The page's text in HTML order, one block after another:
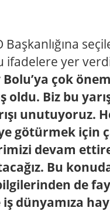
Başkanlığına
ifadelere yer
Bolu’ya çok
oldu. Biz bu
unutuyoruz.
götürmek için
devam
Bu
de
dünyamıza